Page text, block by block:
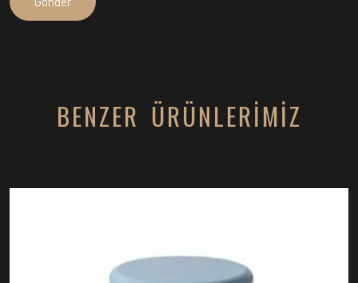
BENZER ÜRÜNLERİMİZ